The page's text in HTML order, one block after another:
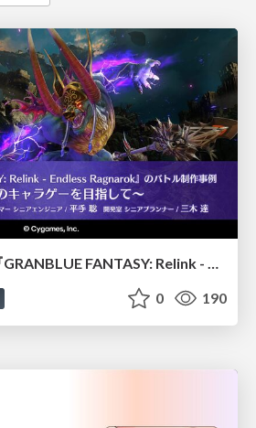
0 190